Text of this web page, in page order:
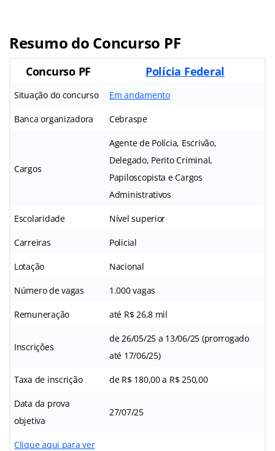
Resumo do Concurso PF
Concurso PF Polícia Federal
Situação do concurso Em andamento
Banca organizadora Cebraspe
Cargos
Agente de Polícia, Escrivão,
Delegado, Perito Criminal,
Papiloscopista e Cargos
Administrativos
Escolaridade Nível superior
Carreiras Policial
Lotação Nacional
Número de vagas 1.000 vagas
Remuneração até R$ 26,8 mil
Inscrições
de 26/05/25 a 13/06/25 (prorrogado
até 17/06/25)
Taxa de inscrição de R$ 180,00 a R$ 250,00
Data da prova
objetiva
27/07/25
Clique aqui para ver